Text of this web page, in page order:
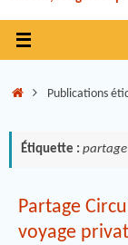
Publications
Étiquette : partage
Partage
voyage